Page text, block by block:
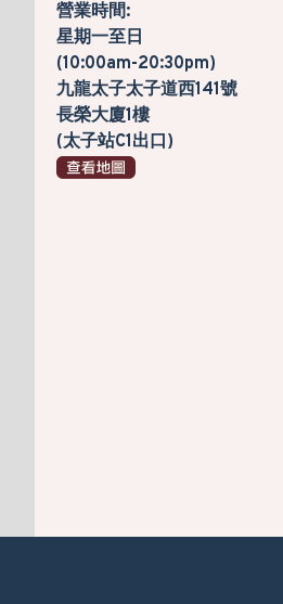
營業時間:
星期一至日
(10:00am-20:30pm)
九龍太子太子道西141號
長榮大廈1樓
(太子站C1出口)